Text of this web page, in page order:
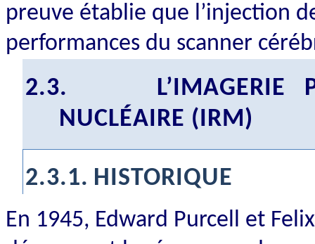
preuve établie que l’injection
performances du scanner
2.3.
L’IMAGERIE
NUCLÉAIRE (IRM)
2.3.1. HISTORIQUE
En 1945, Edward Purcell et